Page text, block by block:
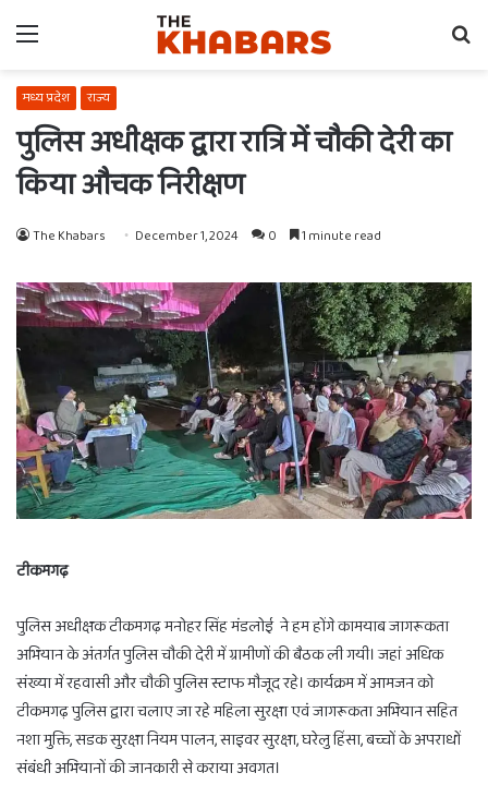
Menu
मध्य प्रदेश राज्य
पुलिस अधीक्षक द्वारा रात्रि में चौकी देरी का
किया औचक निरीक्षण
The Khabars December 1, 2024 0 1 minute read
टीकमगढ़
पुलिस अधीक्षक टीकमगढ़ मनोहर सिंह मंडलोई ने हम होंगे कामयाब जागरूकता
अभियान के अंतर्गत पुलिस चौकी देरी में ग्रामीणों की बैठक ली गयी। जहां अधिक
संख्या में रहवासी और चौकी पुलिस स्टाफ मौजूद रहे। कार्यक्रम में आमजन को
टीकमगढ़ पुलिस द्वारा चलाए जा रहे महिला सुरक्षा एवं जागरूकता अभियान सहित
नशा मुक्ति, सडक सुरक्षा नियम पालन, साइवर सुरक्षा, घरेलु हिंसा, बच्चों के अपराधों
संबंधी अभियानों की जानकारी से कराया अवगत।